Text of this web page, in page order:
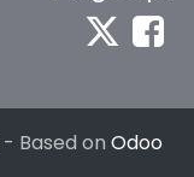
- Based on Odoo